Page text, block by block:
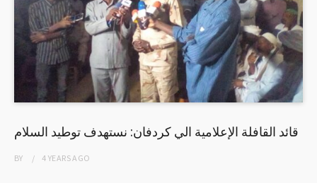
قائد القافلة الإعلامية الي كردفان: نستهدف توطيد السلام
BY 4 YEARSAGO